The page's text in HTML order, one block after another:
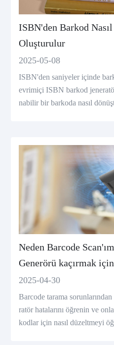
ISBN'den Barkod
Oluşturulur
2025-05-08
ISBN'den saniyeler içinde
evrimiçi ISBN barkod
nabilir bir barkoda nasıl
Neden Barcode
Generörü kaçırmak
2025-04-30
Barcode tarama
ratör hatalarını öğrenin ve
kodlar için nasıl düzeltmeyi